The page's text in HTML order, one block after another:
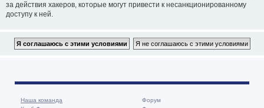
за действия хакеров, которые могут привести к несанкционированному
доступу к ней.
Наша команда
Форум